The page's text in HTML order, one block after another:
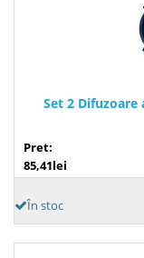
Set 2 Difuzoare
Pret:
85,41lei
În stoc